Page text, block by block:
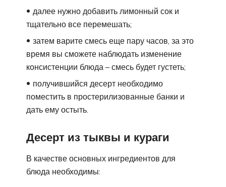
далее нужно добавить лимонный сок и
тщательно все перемешать;
затем варите смесь еще пару часов, за это
время вы сможете наблюдать изменение
консистенции блюда – смесь будет густеть;
получившийся десерт необходимо
поместить в простерилизованные банки и
дать ему остыть.
Десерт из тыквы и кураги
В качестве основных ингредиентов для
блюда необходимы: